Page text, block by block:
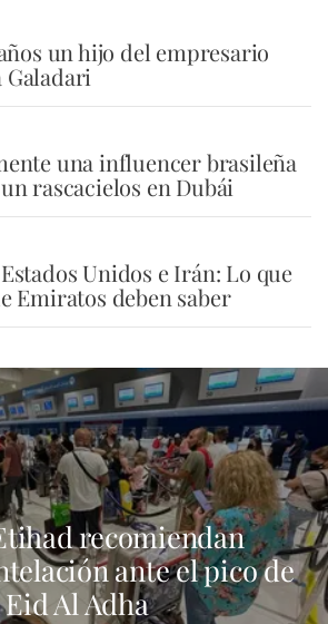
un hijo del empresario
una influencer brasileña
rascacielos en Dubái
Unidos e Irán: Lo que
Emiratos deben saber
recomiendan
ante el pico de
Al Adha